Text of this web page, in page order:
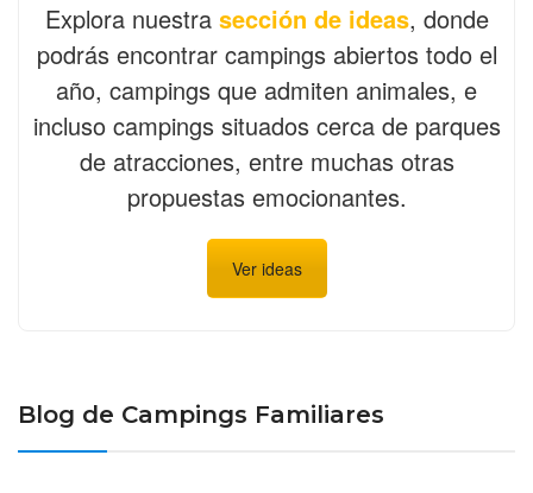
Explora nuestra sección de ideas, donde
podrás encontrar campings abiertos todo el
año, campings que admiten animales, e
incluso campings situados cerca de parques
de atracciones, entre muchas otras
propuestas emocionantes.
Ver ideas
Blog de Campings Familiares